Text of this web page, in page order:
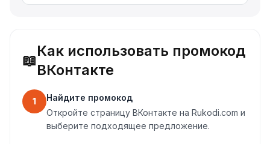
📖
Как использовать промокод
ВКонтакте
1
Найдите промокод
Откройте страницу ВКонтакте на Rukodi.com и
выберите подходящее предложение.